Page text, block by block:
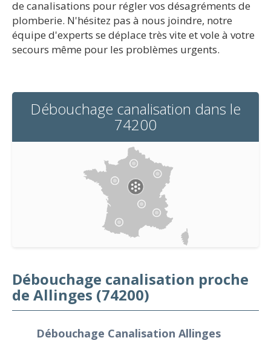
de canalisations pour régler vos désagréments de
plomberie. N'hésitez pas à nous joindre, notre
équipe d'experts se déplace très vite et vole à votre
secours même pour les problèmes urgents.
Débouchage canalisation dans le
74200
Débouchage canalisation proche
de Allinges (74200)
Débouchage Canalisation Allinges